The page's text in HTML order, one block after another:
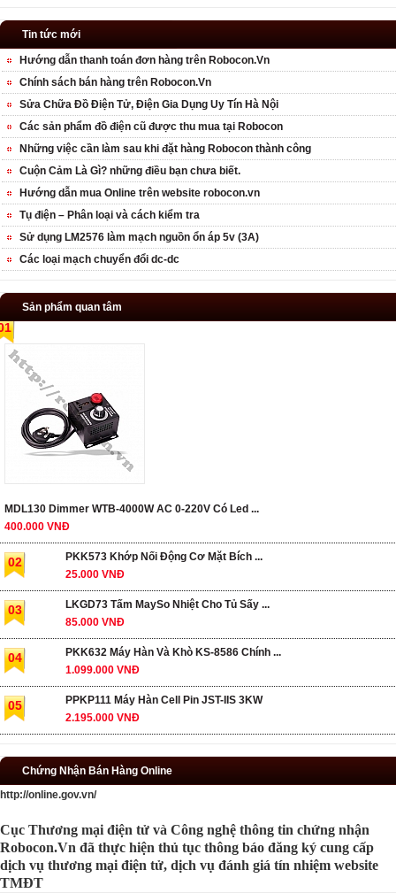
Tin tức mới
Hướng dẫn thanh toán đơn hàng trên Robocon.Vn
Chính sách bán hàng trên Robocon.Vn
Sửa Chữa Đồ Điện Tử, Điện Gia Dụng Uy Tín Hà Nội
Các sản phẩm đồ điện cũ được thu mua tại Robocon
Những việc cần làm sau khi đặt hàng Robocon thành công
Cuộn Cảm Là Gì? những điều bạn chưa biết.
Hướng dẫn mua Online trên website robocon.vn
Tụ điện – Phân loại và cách kiểm tra
Sử dụng LM2576 làm mạch nguồn ổn áp 5v (3A)
Các loại mạch chuyển đổi dc-dc
Sản phẩm quan tâm
MDL130 Dimmer WTB-4000W AC 0-220V Có Led ...
400.000 VNĐ
02
PKK573 Khớp Nối Động Cơ Mặt Bích ...
25.000 VNĐ
03
LKGD73 Tấm MaySo Nhiệt Cho Tủ Sấy ...
85.000 VNĐ
04
PKK632 Máy Hàn Và Khò KS-8586 Chính ...
1.099.000 VNĐ
05
PPKP111 Máy Hàn Cell Pin JST-IIS 3KW
2.195.000 VNĐ
Chứng Nhận Bán Hàng Online
http://online.gov.vn/
Cục Thương mại điện tử và Công nghệ thông tin chứng nhận
Robocon.Vn đã thực hiện thủ tục thông báo đăng ký cung cấp
dịch vụ thương mại điện tử, dịch vụ đánh giá tín nhiệm website
TMĐT